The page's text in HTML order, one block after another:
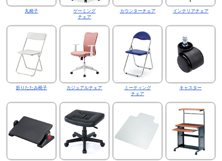
丸椅子
ゲーミング
チェア
カウンターチェア インテリアチェア
折りたたみ椅子 カジュアルチェア
ミーティング
チェア
キャスター